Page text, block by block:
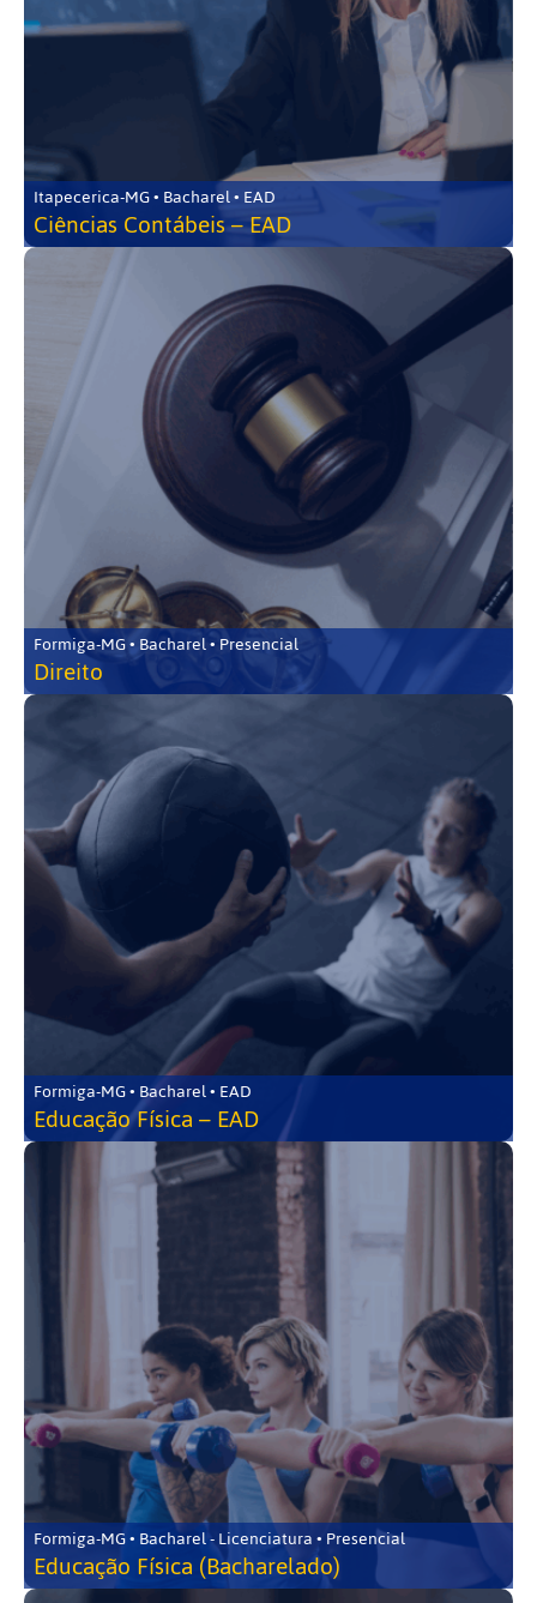
Itapecerica-MG • Bacharel • EAD
Ciências Contábeis – EAD
Formiga-MG • Bacharel • Presencial
Direito
Formiga-MG • Bacharel • EAD
Educação Física – EAD
Formiga-MG • Bacharel - Licenciatura • Presencial
Educação Física (Bacharelado)